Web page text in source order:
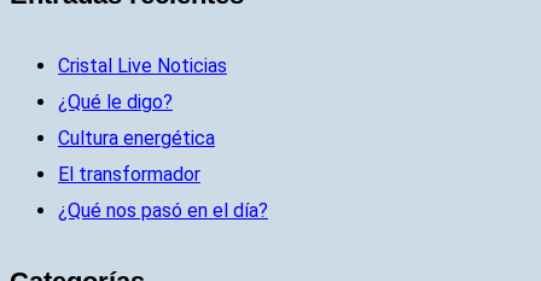
Cristal Live Noticias
¿Qué le digo?
Cultura energética
El transformador
¿Qué nos pasó en el día?